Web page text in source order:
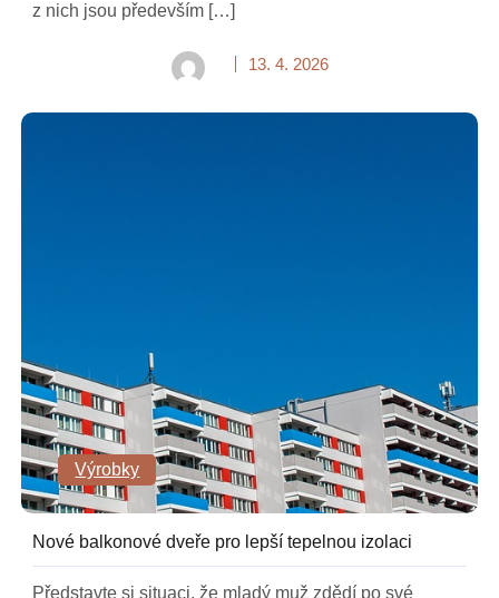
z nich jsou především […]
13. 4. 2026
Výrobky
Nové balkonové dveře pro lepší tepelnou izolaci
Představte si situaci, že mladý muž zdědí po své